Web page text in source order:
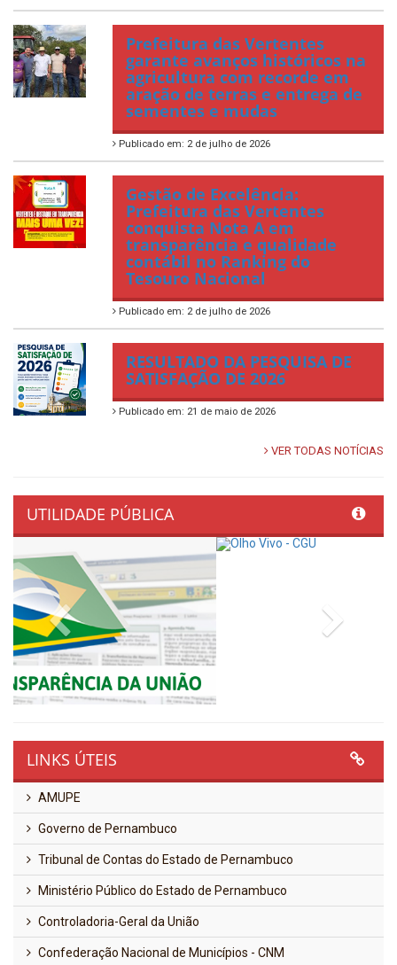
Prefeitura das Vertentes
garante avanços históricos na
agricultura com recorde em
aração de terras e entrega de
sementes e mudas
Publicado em: 2 de julho de 2026
Gestão de Excelência:
Prefeitura das Vertentes
conquista Nota A em
transparência e qualidade
contábil no Ranking do
Tesouro Nacional
Publicado em: 2 de julho de 2026
RESULTADO DA PESQUISA DE
SATISFAÇÃO DE 2026
Publicado em: 21 de maio de 2026
VER TODAS NOTÍCIAS
UTILIDADE PÚBLICA
Previous
LINKS ÚTEIS
AMUPE
Governo de Pernambuco
Tribunal de Contas do Estado de Pernambuco
Controladoria-Geral da União
Confederação Nacional de Municípios - CNM
QEdu
SICONFI - Tesouro Nacional
Consultar Convênios
Receber Informações sobre novos Repasses